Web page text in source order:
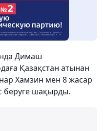
Димаш
Қазақстан атынан
Хамзин мен 8 жасар
беруге шақырды.